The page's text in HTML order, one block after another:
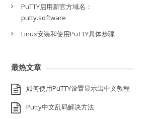
PuTTY启用新官方域名：
putty.software
Linux安装和使用PuTTY具体步骤
最热文章
如何使用PuTTY设置显示出中文教程
Putty中文乱码解决方法